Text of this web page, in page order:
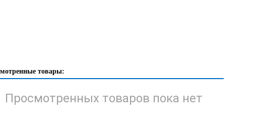
товары:
Просмотренных товаров пока нет